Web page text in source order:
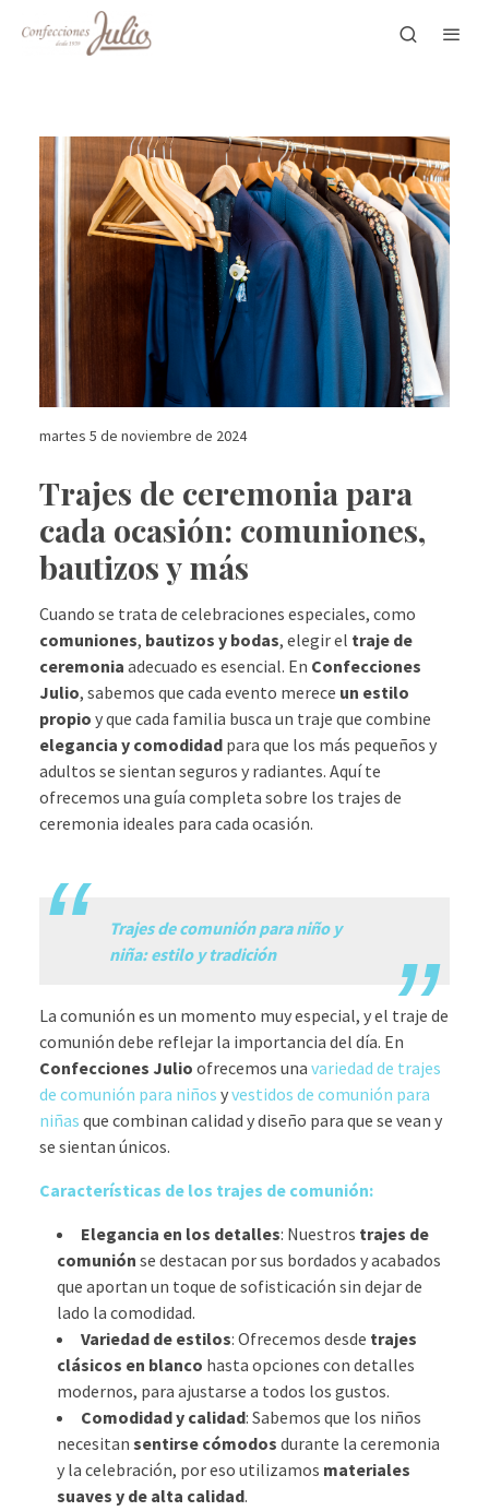
martes 5 de noviembre de 2024
Trajes de ceremonia para
cada ocasión: comuniones,
bautizos y más
Cuando se trata de celebraciones especiales, como
comuniones, bautizos y bodas, elegir el traje de
ceremonia adecuado es esencial. En Confecciones
Julio, sabemos que cada evento merece un estilo
propio y que cada familia busca un traje que combine
elegancia y comodidad para que los más pequeños y
adultos se sientan seguros y radiantes. Aquí te
ofrecemos una guía completa sobre los trajes de
ceremonia ideales para cada ocasión.
Trajes de comunión para niño y
niña: estilo y tradición
La comunión es un momento muy especial, y el traje de
comunión debe reflejar la importancia del día. En
Confecciones Julio ofrecemos una variedad de trajes
de comunión para niños yvestidos de comunión para
niñas que combinan calidad y diseño para que se vean y
se sientan únicos.
Características de los trajes de comunión:
Elegancia en los detalles: Nuestros trajes de
comunión se destacan por sus bordados y acabados
que aportan un toque de sofisticación sin dejar de
lado la comodidad.
Variedad de estilos: Ofrecemos desde trajes
clásicos en blanco hasta opciones con detalles
modernos, para ajustarse a todos los gustos.
Comodidad y calidad: Sabemos que los niños
necesitan sentirse cómodos durante la ceremonia
y la celebración, por eso utilizamos materiales
suaves y de alta calidad.